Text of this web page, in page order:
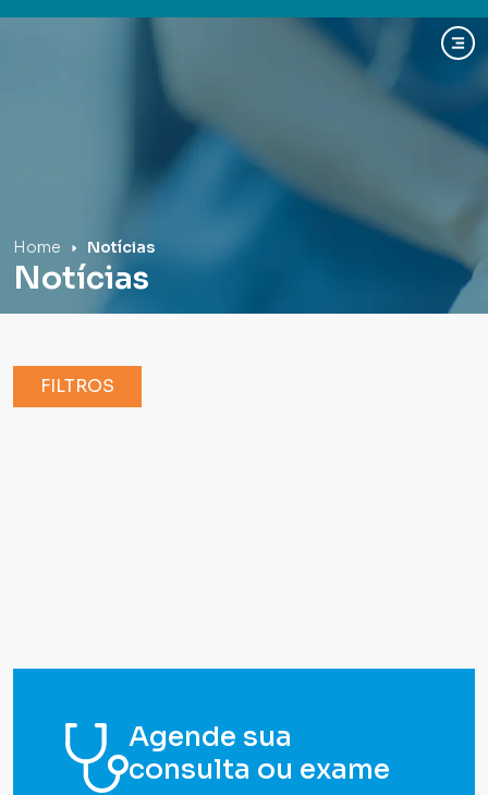
Home Notícias
Notícias
FILTROS
Agende sua
consulta ou exame